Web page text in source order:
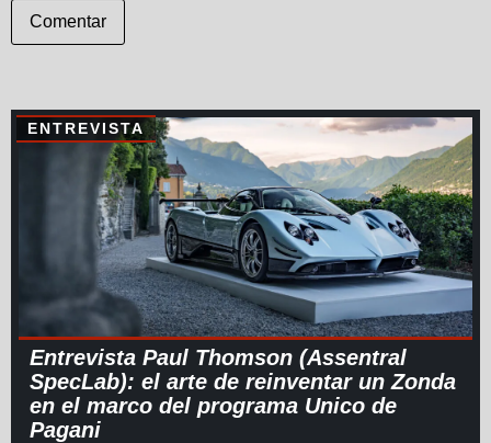
Comentar
ENTREVISTA
Entrevista Paul Thomson (Assentral
SpecLab): el arte de reinventar un Zonda
en el marco del programa Unico de
Pagani